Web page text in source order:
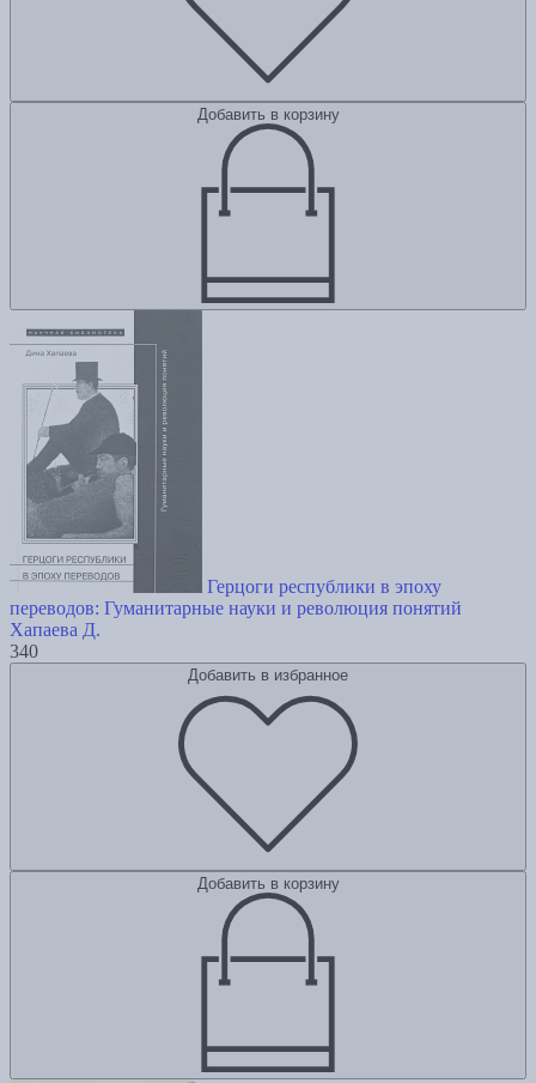
Добавить в корзину
Герцоги республики в эпоху
переводов: Гуманитарные науки и революция понятий
Хапаева Д.
340
Добавить в избранное
Добавить в корзину